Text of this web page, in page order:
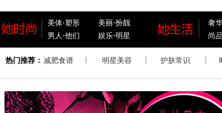
美体·塑形 美丽·扮靓
男人 ·他们 娱乐·明星
奢
尚